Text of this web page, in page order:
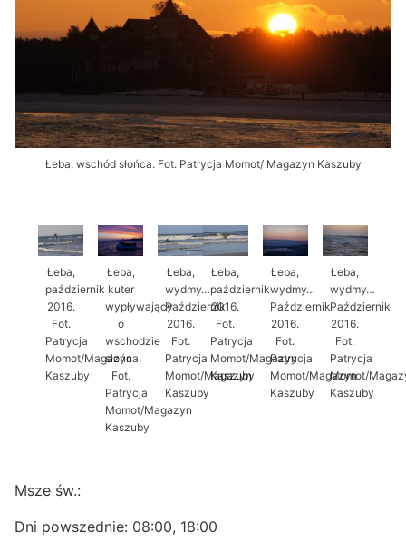
Łeba, wschód słońca. Fot. Patrycja Momot/ Magazyn Kaszuby
Łeba,
październik
2016.
Fot.
Patrycja
Momot/Magazyn
Kaszuby
Łeba,
kuter
wypływający
o
wschodzie
słońca.
Fot.
Patrycja
Momot/Magazyn
Kaszuby
Łeba,
wydmy…
Październik
2016.
Fot.
Patrycja
Momot/Magazyn
Kaszuby
Łeba,
październik
2016.
Fot.
Patrycja
Momot/Magazyn
Kaszuby
Łeba,
wydmy…
Październik
2016.
Fot.
Patrycja
Momot/Magazyn
Kaszuby
Łeba,
wydmy…
Październik
2016.
Fot.
Patrycja
Momot/
Kaszuby
Msze św.:
Dni powszednie: 08:00, 18:00